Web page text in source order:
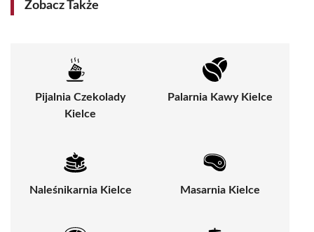
Zobacz Także
Pijalnia Czekolady
Kielce
Palarnia Kawy Kielce
Naleśnikarnia Kielce Masarnia Kielce